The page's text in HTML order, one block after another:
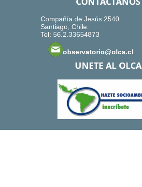
Compañía de Jesús 2540
Santiago, Chile.
Tel: 56.2.33654873
observatorio@olca.cl
UNETE AL OLCA